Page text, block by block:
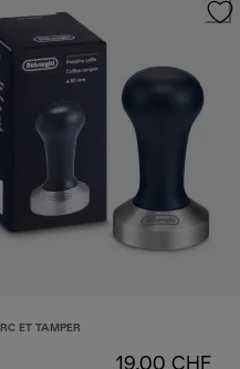
ET TAMPER